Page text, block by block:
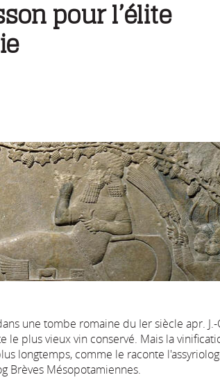
pour l’élite
une tombe romaine du Ier siècle apr. J.-
le plus vieux vin conservé. Mais la
longtemps, comme le raconte
Brèves Mésopotamiennes.